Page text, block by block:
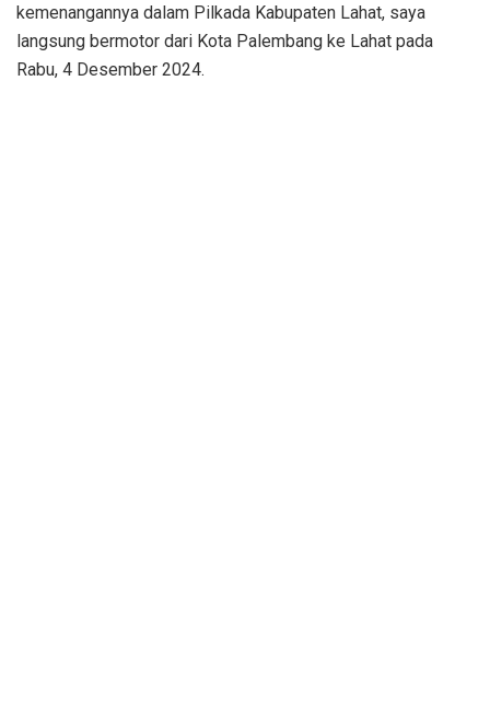
kemenangannya dalam Pilkada Kabupaten Lahat, saya
langsung bermotor dari Kota Palembang ke Lahat pada
Rabu, 4 Desember 2024.